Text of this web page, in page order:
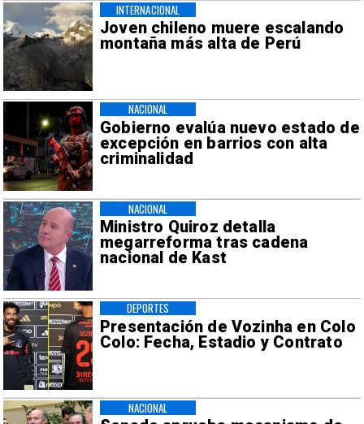
Joven chileno muere escalando
montaña más alta de Perú
INTERNACIONAL
Gobierno evalúa nuevo estado de
excepción en barrios con alta
criminalidad
NACIONAL
Ministro Quiroz detalla
megarreforma tras cadena
nacional de Kast
NACIONAL
Presentación de Vozinha en Colo
Colo: Fecha, Estadio y Contrato
DEPORTES
NACIONAL